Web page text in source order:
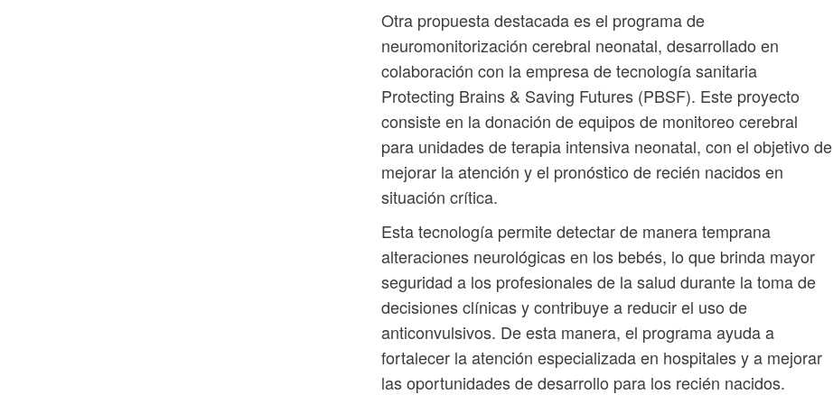
Otra propuesta destacada es el programa de
neuromonitorización cerebral neonatal, desarrollado en
colaboración con la empresa de tecnología sanitaria
Protecting Brains & Saving Futures (PBSF). Este proyecto
consiste en la donación de equipos de monitoreo cerebral
para unidades de terapia intensiva neonatal, con el objetivo de
mejorar la atención y el pronóstico de recién nacidos en
situación crítica.
Esta tecnología permite detectar de manera temprana
alteraciones neurológicas en los bebés, lo que brinda mayor
seguridad a los profesionales de la salud durante la toma de
decisiones clínicas y contribuye a reducir el uso de
anticonvulsivos. De esta manera, el programa ayuda a
fortalecer la atención especializada en hospitales y a mejorar
las oportunidades de desarrollo para los recién nacidos.